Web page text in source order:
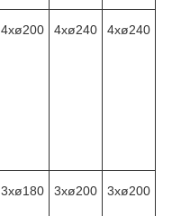
4хø200 4хø240 4хø240
3хø180 3хø200 3хø200